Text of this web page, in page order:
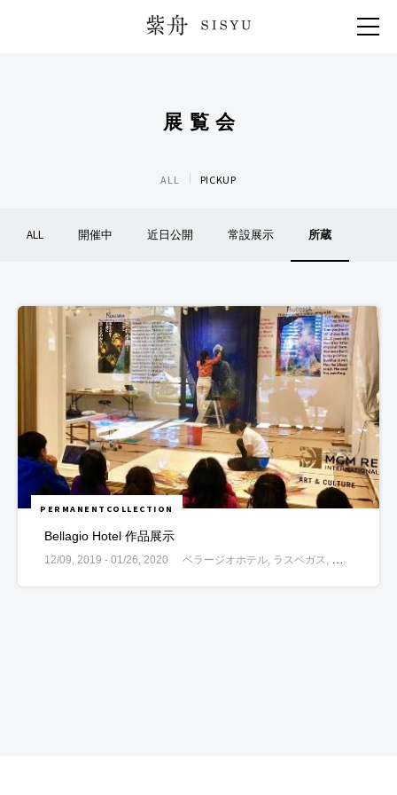
紫舟 SISYU
展覧会
ALL 開催中 近日公開 常設展示 所蔵
ALL PICKUP
PERMANENTCOLLECTION
Bellagio Hotel 作品展示
12/09, 2019 - 01/26, 2020 ベラージオホテル, ラスベガス, ネバダ州, アメリカ